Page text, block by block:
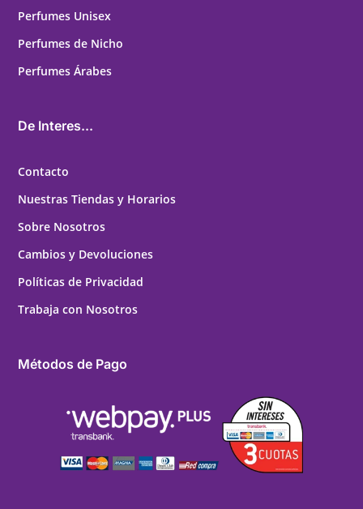
Perfumes Unisex
Perfumes de Nicho
Perfumes Árabes
De Interes...
Contacto
Nuestras Tiendas y Horarios
Sobre Nosotros
Cambios y Devoluciones
Políticas de Privacidad
Trabaja con Nosotros
Métodos de Pago